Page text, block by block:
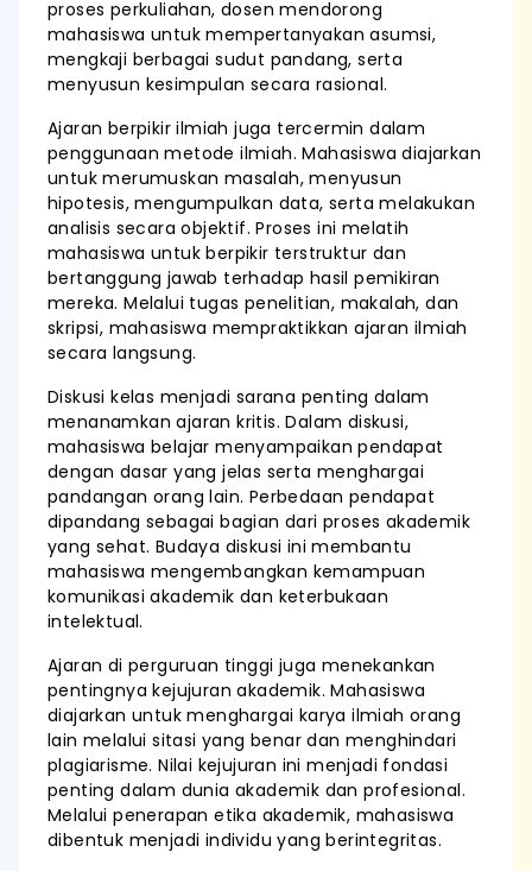
proses perkuliahan, dosen mendorong
mahasiswa untuk mempertanyakan asumsi,
mengkaji berbagai sudut pandang, serta
menyusun kesimpulan secara rasional.
Ajaran berpikir ilmiah juga tercermin dalam
penggunaan metode ilmiah. Mahasiswa diajarkan
untuk merumuskan masalah, menyusun
hipotesis, mengumpulkan data, serta melakukan
analisis secara objektif. Proses ini melatih
mahasiswa untuk berpikir terstruktur dan
bertanggung jawab terhadap hasil pemikiran
mereka. Melalui tugas penelitian, makalah, dan
skripsi, mahasiswa mempraktikkan ajaran ilmiah
secara langsung.
Diskusi kelas menjadi sarana penting dalam
menanamkan ajaran kritis. Dalam diskusi,
mahasiswa belajar menyampaikan pendapat
dengan dasar yang jelas serta menghargai
pandangan orang lain. Perbedaan pendapat
dipandang sebagai bagian dari proses akademik
yang sehat. Budaya diskusi ini membantu
mahasiswa mengembangkan kemampuan
komunikasi akademik dan keterbukaan
intelektual.
Ajaran di perguruan tinggi juga menekankan
pentingnya kejujuran akademik. Mahasiswa
diajarkan untuk menghargai karya ilmiah orang
lain melalui sitasi yang benar dan menghindari
plagiarisme. Nilai kejujuran ini menjadi fondasi
penting dalam dunia akademik dan profesional.
Melalui penerapan etika akademik, mahasiswa
dibentuk menjadi individu yang berintegritas.